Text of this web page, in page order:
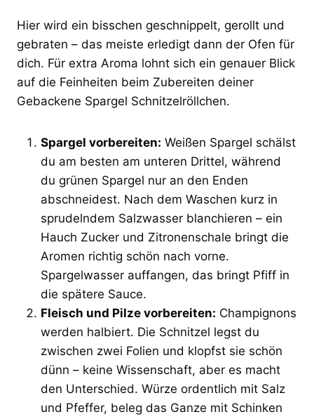
Hier wird ein bisschen geschnippelt, gerollt und
gebraten – das meiste erledigt dann der Ofen für
dich. Für extra Aroma lohnt sich ein genauer Blick
auf die Feinheiten beim Zubereiten deiner
Gebackene Spargel Schnitzelröllchen.
Spargel vorbereiten: Weißen Spargel schälst
du am besten am unteren Drittel, während
du grünen Spargel nur an den Enden
abschneidest. Nach dem Waschen kurz in
sprudelndem Salzwasser blanchieren – ein
Hauch Zucker und Zitronenschale bringt die
Aromen richtig schön nach vorne.
Spargelwasser auffangen, das bringt Pfiff in
die spätere Sauce.
Fleisch und Pilze vorbereiten: Champignons
werden halbiert. Die Schnitzel legst du
zwischen zwei Folien und klopfst sie schön
dünn – keine Wissenschaft, aber es macht
den Unterschied. Würze ordentlich mit Salz
und Pfeffer, beleg das Ganze mit Schinken